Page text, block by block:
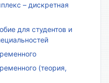
– дискретная
для студентов и
(теория,